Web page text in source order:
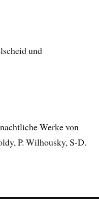
und
Werke von
P. Wilhousky, S-D.